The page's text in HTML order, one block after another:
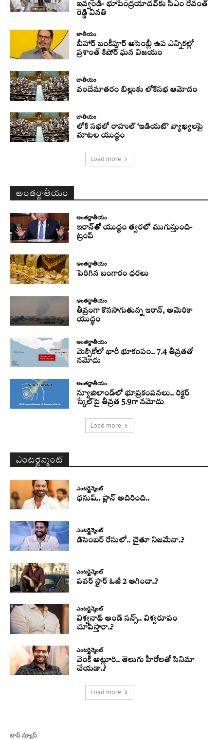
ఇవ్వండి- భూపేంద్రయాదవ్‌కు సీఎం రేవంత్‌
రెడ్డి వినతి
జాతీయం
బీహార్ బంకీపూర్ అసెంబ్లీ ఉప ఎన్నికల్లో
ప్రశాంత్ కిషోర్ ఘన విజయం
జాతీయం
వందేమాతరం బిల్లుకు లోక్‌సభ ఆమోదం
జాతీయం
లోక్ సభలో రాహుల్ ‘ఇడియట్’ వ్యాఖ్యలపై
మాటల యుద్ధం
Load more
అంతర్జాతీయం
అంతర్జాతీయం
ఇరాన్‌తో యుద్ధం త్వరలో ముగుస్తుంది-
ట్రంప్‌
అంతర్జాతీయం
పెరిగిన బంగారం ధరలు
అంతర్జాతీయం
తీవ్రంగా కొనసాగుతున్న ఇరాన్‌, అమెరికా
యుద్ధం
అంతర్జాతీయం
మెక్సికోలో భారీ భూకంపం.. 7.4 తీవ్రతతో
నమోదు
అంతర్జాతీయం
న్యూజిలాండ్‌లో భూప్రకంపనలు.. రిక్టర్‌
స్కేల్‌పై తీవ్రత 5.9గా నమోదు
Load more
ఎంటర్టైన్మెంట్
ఎంటర్టైన్మెంట్
ధనుష్‌.. ప్లాన్ అదిరింది..
ఎంటర్టైన్మెంట్
డిసెంబర్ రేసులో.. చైతూ నిజమేనా..?
ఎంటర్టైన్మెంట్
పవర్ స్టార్ ఓజీ 2 ఆగిందా..?
ఎంటర్టైన్మెంట్
విశ్వనాథ్ అండ్ సన్స్.. విశ్వరూపం
చూపిస్తారా..?
ఎంటర్టైన్మెంట్
వెంకీ అట్లూరి.. తెలుగు హీరోలతో సినిమా
చేయడా..?
Load more